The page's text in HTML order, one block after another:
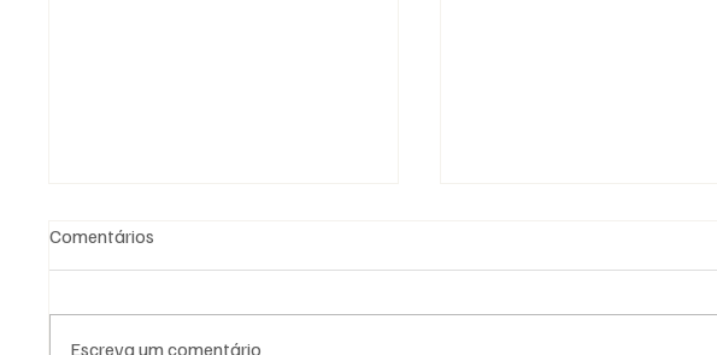
Comentários
Escreva um comentário